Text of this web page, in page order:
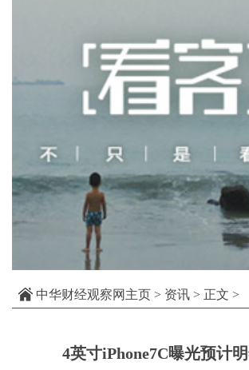
中华财经观察网主页 > 资讯 > 正文 >
4英寸iPhone7C曝光预计